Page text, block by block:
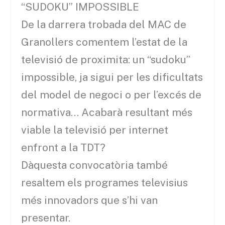
“SUDOKU” IMPOSSIBLE
De la darrera trobada del MAC de
Granollers comentem l’estat de la
televisió de proximita: un “sudoku”
impossible, ja sigui per les dificultats
del model de negoci o per l’excés de
normativa… Acabarà resultant més
viable la televisió per internet
enfront a la TDT?
Dàquesta convocatòria també
resaltem els programes televisius
més innovadors que s’hi van
presentar.